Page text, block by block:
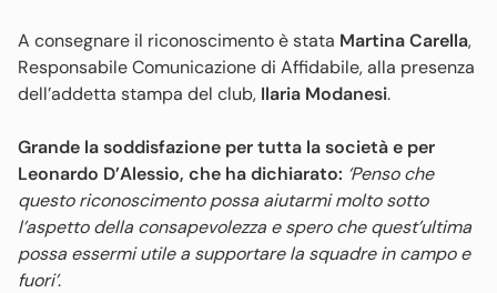
A consegnare il riconoscimento è stata Martina Carella,
Responsabile Comunicazione di Affidabile, alla presenza
dell’addetta stampa del club, Ilaria Modanesi.
Grande la soddisfazione per tutta la società e per
Leonardo D’Alessio, che ha dichiarato: ‘Penso che
questo riconoscimento possa aiutarmi molto sotto
l’aspetto della consapevolezza e spero che quest’ultima
possa essermi utile a supportare la squadre in campo e
fuori’.